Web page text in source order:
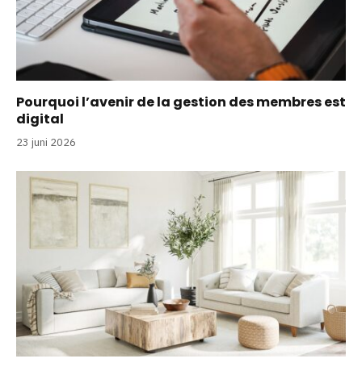
Pourquoi l’avenir de la gestion des membres est
digital
23 juni 2026